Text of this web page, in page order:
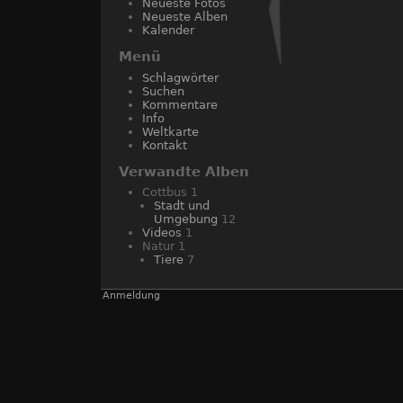
Neueste Fotos
Neueste Alben
Kalender
Menü
Schlagwörter
Suchen
Kommentare
Info
Weltkarte
Kontakt
Verwandte Alben
Cottbus 1
Stadt und
Umgebung 12
Videos 1
Natur 1
Tiere 7
Anmeldung